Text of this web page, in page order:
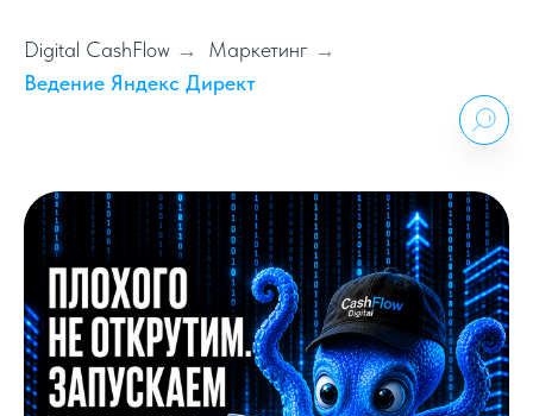
Digital CashFlow → Маркетинг →
Ведение Яндекс Директ